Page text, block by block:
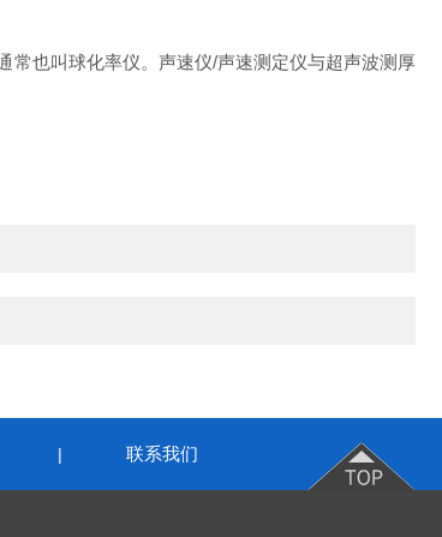
也叫球化率仪。 声速仪/声速测定仪与超声波测厚
| 联系我们